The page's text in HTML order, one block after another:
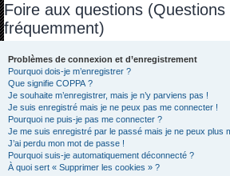
Foire aux questions (Questions
fréquemment)
Problèmes de connexion et d’enregistrement
Pourquoi dois-je m’enregistrer ?
Que signifie COPPA ?
Je souhaite m’enregistrer, mais je n’y parviens pas !
Je suis enregistré mais je ne peux pas me connecter !
Pourquoi ne puis-je pas me connecter ?
Je me suis enregistré par le passé mais je ne peux plus
J’ai perdu mon mot de passe !
Pourquoi suis-je automatiquement déconnecté ?
À quoi sert « Supprimer les cookies » ?